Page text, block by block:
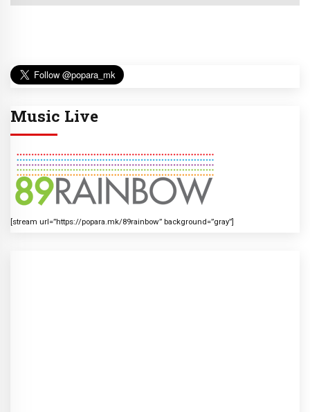
Music Live
[stream url=”https://popara.mk/89rainbow” background=”gray”]